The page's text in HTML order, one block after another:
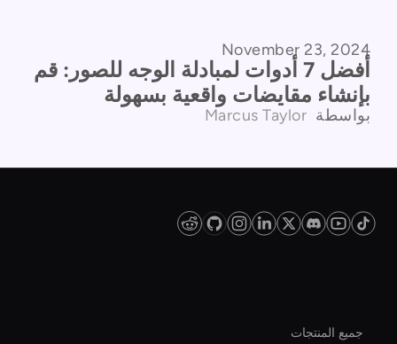
مقارنة المنتجات
November 23, 2024
أفضل 7 أدوات لمبادلة الوجه للصور: قم
بإنشاء مقايضات واقعية بسهولة
بواسطة Marcus Taylor
جميع المنتجات